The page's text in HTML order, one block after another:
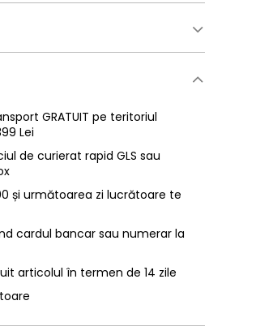
GRATUIT pe teritoriul
Lei
de curierat rapid GLS sau
și următoarea zi lucrătoare te
cardul bancar sau numerar la
articolul în termen de 14 zile